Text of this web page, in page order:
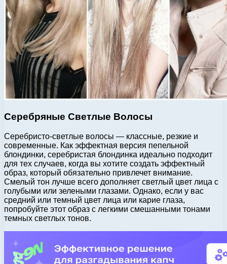
Серебряные Светлые Волосы
Серебристо-светлые волосы — классные, резкие и
современные. Как эффектная версия пепельной
блондинки, серебристая блондинка идеально подходит
для тех случаев, когда вы хотите создать эффектный
образ, который обязательно привлечет внимание.
Смелый тон лучше всего дополняет светлый цвет лица с
голубыми или зелеными глазами. Однако, если у вас
средний или темный цвет лица или карие глаза,
попробуйте этот образ с легкими смешанными тонами
темных светлых тонов.